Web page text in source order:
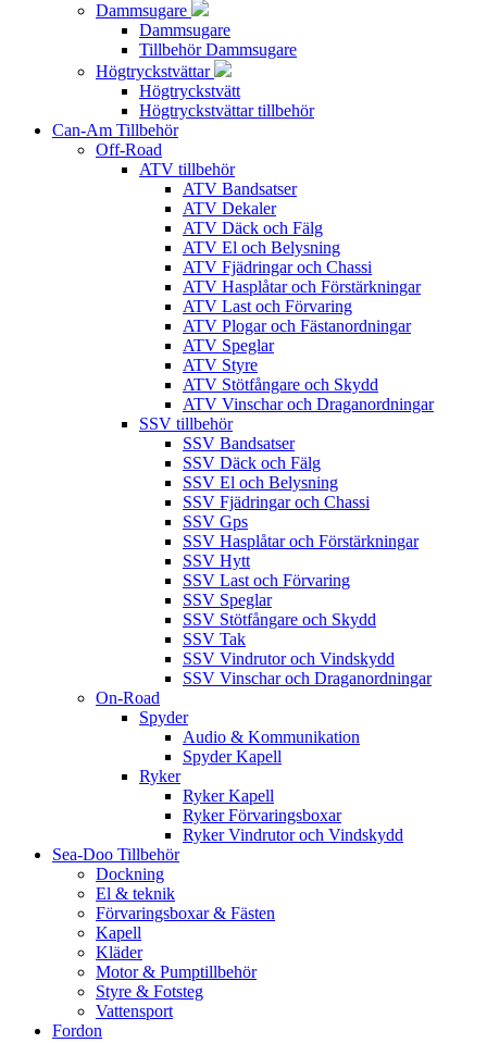
Dammsugare
Dammsugare
Tillbehör Dammsugare
Högtryckstvättar
Högtryckstvätt
Högtryckstvättar tillbehör
Can-Am Tillbehör
Off-Road
ATV tillbehör
ATV Bandsatser
ATV Dekaler
ATV Däck och Fälg
ATV El och Belysning
ATV Fjädringar och Chassi
ATV Hasplåtar och Förstärkningar
ATV Last och Förvaring
ATV Plogar och Fästanordningar
ATV Speglar
ATV Styre
ATV Stötfångare och Skydd
ATV Vinschar och Draganordningar
SSV tillbehör
SSV Bandsatser
SSV Däck och Fälg
SSV El och Belysning
SSV Fjädringar och Chassi
SSV Gps
SSV Hasplåtar och Förstärkningar
SSV Hytt
SSV Last och Förvaring
SSV Speglar
SSV Stötfångare och Skydd
SSV Tak
SSV Vindrutor och Vindskydd
SSV Vinschar och Draganordningar
On-Road
Spyder
Audio & Kommunikation
Spyder Kapell
Ryker
Ryker Kapell
Ryker Förvaringsboxar
Ryker Vindrutor och Vindskydd
Sea-Doo Tillbehör
Dockning
El & teknik
Förvaringsboxar & Fästen
Kapell
Kläder
Motor & Pumptillbehör
Styre & Fotsteg
Vattensport
Fordon